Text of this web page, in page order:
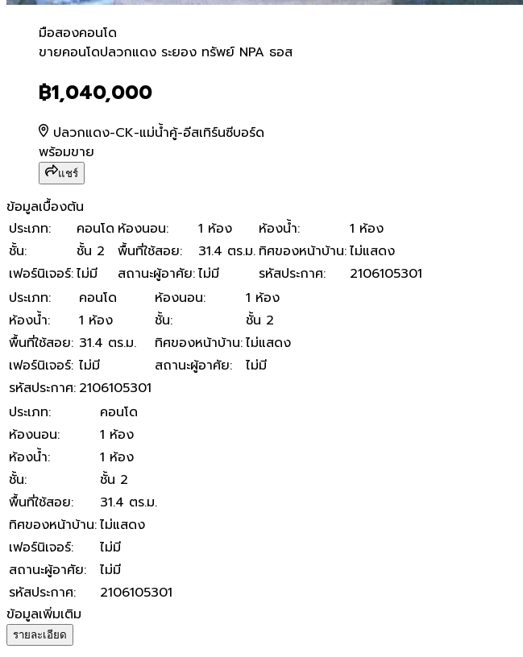
มือสองคอนโด
ขายคอนโดปลวกแดง ระยอง ทรัพย์ NPA ธอส
ขายคอนโดปลวกแดง ระยอง ทรัพย์ NPA ธอส
฿1,040,000
ปลวกแดง-CK-แม่น้ำคู้-อีสเทิร์นซีบอร์ด
พร้อมขาย
แชร์
ข้อมูลเบื้องต้น
ประเภท: คอนโด ห้องนอน: 1 ห้อง ห้องน้ำ:
1 ห้อง
ชั้น: ชั้น 2 พื้นที่ใช้สอย: 31.4 ตร.ม. ทิศของหน้าบ้าน:ไม่แสดง
เฟอร์นิเจอร์:ไม่มี สถานะผู้อาศัย:ไม่มี รหัสประกาศ:
2106105301
ประเภท: คอนโด ห้องนอน:
1 ห้อง
ห้องน้ำ: 1 ห้อง ชั้น:
ชั้น 2
พื้นที่ใช้สอย: 31.4 ตร.ม. ทิศของหน้าบ้าน:ไม่แสดง
เฟอร์นิเจอร์: ไม่มี สถานะผู้อาศัย:
ไม่มี
รหัสประกาศ: 2106105301
ประเภท:
คอนโด
ห้องนอน:
1 ห้อง
ห้องน้ำ:
1 ห้อง
ชั้น:
ชั้น 2
พื้นที่ใช้สอย:
31.4 ตร.ม.
ทิศของหน้าบ้าน:ไม่แสดง
เฟอร์นิเจอร์:
ไม่มี
สถานะผู้อาศัย:
ไม่มี
รหัสประกาศ:
2106105301
ข้อมูลเพิ่มเติม
รายละเอียด